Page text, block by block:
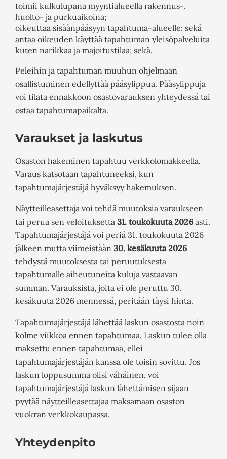
toimii kulkulupana myyntialueella rakennus-,
huolto- ja purkuaikoina;
oikeuttaa sisäänpääsyyn tapahtuma-alueelle; sekä
antaa oikeuden käyttää tapahtuman yleisöpalveluita
kuten narikkaa ja majoitustilaa; sekä.
Peleihin ja tapahtuman muuhun ohjelmaan
osallistuminen edellyttää pääsylippua. Pääsylippuja
voi tilata ennakkoon osastovarauksen yhteydessä tai
ostaa tapahtumapaikalta.
Varaukset ja laskutus
Osaston hakeminen tapahtuu verkkolomakkeella.
Varaus katsotaan tapahtuneeksi, kun
tapahtumajärjestäjä hyväksyy hakemuksen.
Näytteilleasettaja voi tehdä muutoksia varaukseen
tai perua sen veloituksetta 31. toukokuuta 2026 asti.
Tapahtumajärjestäjä voi periä 31. toukokuuta 2026
jälkeen mutta viimeistään 30. kesäkuuta 2026
tehdystä muutoksesta tai peruutuksesta
tapahtumalle aiheutuneita kuluja vastaavan
summan. Varauksista, joita ei ole peruttu 30.
kesäkuuta 2026 mennessä, peritään täysi hinta.
Tapahtumajärjestäjä lähettää laskun osastosta noin
kolme viikkoa ennen tapahtumaa. Laskun tulee olla
maksettu ennen tapahtumaa, ellei
tapahtumajärjestäjän kanssa ole toisin sovittu. Jos
laskun loppusumma olisi vähäinen, voi
tapahtumajärjestäjä laskun lähettämisen sijaan
pyytää näytteilleasettajaa maksamaan osaston
vuokran verkkokaupassa.
Yhteydenpito